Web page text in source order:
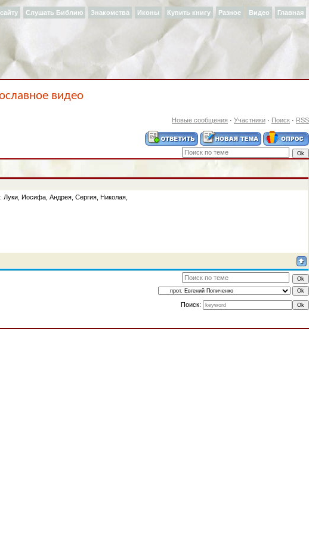
Главная
Видео
Разное
Купить книгу
Иконы
Знакомства
Слушать Библию
видео
Новые сообщения · Участники · Поиск · RSS
Луки, Иосифа, Андрея, Сергия, Николая,
Поиск: